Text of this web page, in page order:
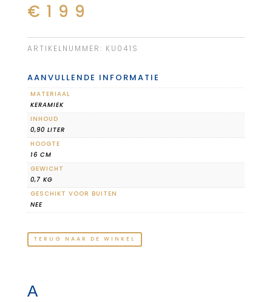
€ 199
ARTIKELNUMMER: KU041S
AANVULLENDE INFORMATIE
MATERIAAL
KERAMIEK
INHOUD
0,90 LITER
HOOGTE
16 CM
GEWICHT
0,7 KG
GESCHIKT VOOR BUITEN
NEE
TERUG NAAR DE WINKEL
A